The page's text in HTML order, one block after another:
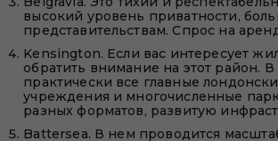
высокий уровень приватности,
представительствам. Спрос на
Kensington. Если вас интересует
обратить внимание на этот район.
практически все главные
учреждения и многочисленные
разных форматов, развитую
Battersea. В нем проводится